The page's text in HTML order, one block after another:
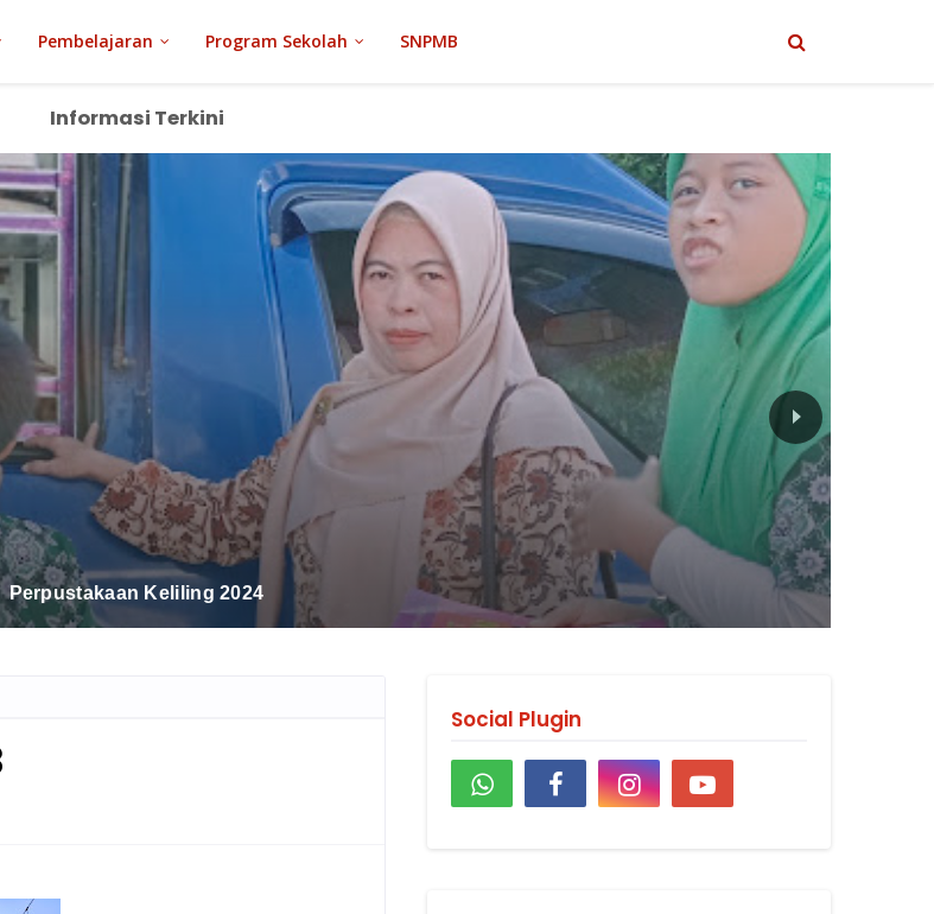
Pembelajaran Program Sekolah SNPMB
Informasi Terkini
Sholawatan Dan Tartil
Social Plugin